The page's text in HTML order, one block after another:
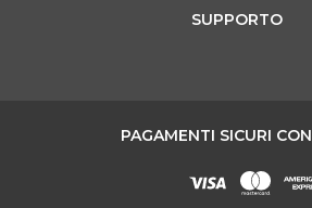
SUPPORTO
PAGAMENTI SICURI CON